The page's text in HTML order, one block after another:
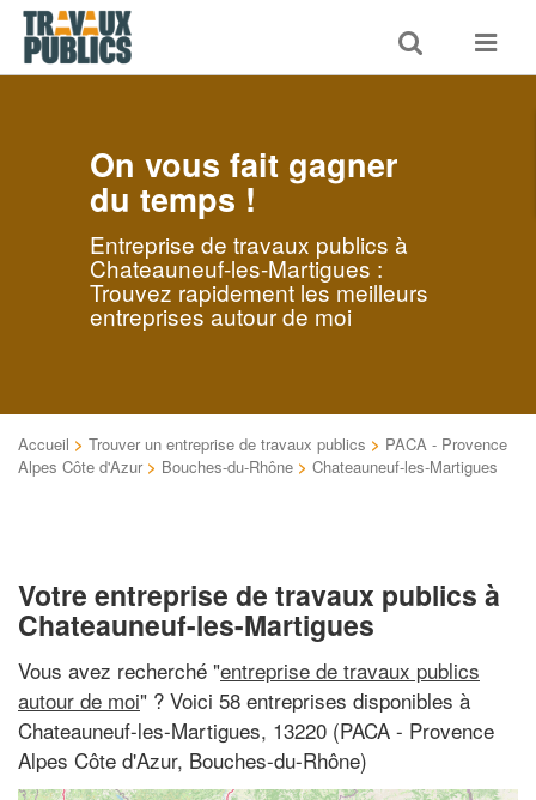
Toggle
search
Toggle
On vous fait gagner
du temps !
Entreprise de travaux publics à
Chateauneuf-les-Martigues :
Trouvez rapidement les meilleurs
entreprises autour de moi
Accueil > Trouver un entreprise de travaux publics > PACA - Provence
Alpes Côte d'Azur > Bouches-du-Rhône > Chateauneuf-les-Martigues
Votre entreprise de travaux publics à
Chateauneuf-les-Martigues
Vous avez recherché "entreprise de travaux publics
autour de moi" ? Voici 58 entreprises disponibles à
Chateauneuf-les-Martigues, 13220 (PACA - Provence
Alpes Côte d'Azur, Bouches-du-Rhône)